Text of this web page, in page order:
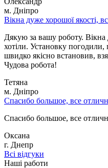
м. Дніпро
Вікна дуже хорошої якості,
Дякую за вашу роботу. Вікна
хотіли. Установку
швидко якісно встановив,
Чудова робота!
Тетяна
м. Дніпро
Спасибо большое, все
Спасибо большое, все
Оксана
г. Днепр
Всі відгуки
Наші работи